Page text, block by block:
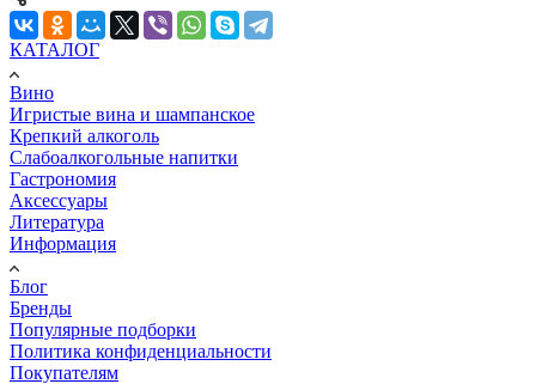
КАТАЛОГ
Вино
Игристые вина и шампанское
Крепкий алкоголь
Слабоалкогольные напитки
Гастрономия
Аксессуары
Литература
Информация
Блог
Бренды
Популярные подборки
Политика конфиденциальности
Покупателям